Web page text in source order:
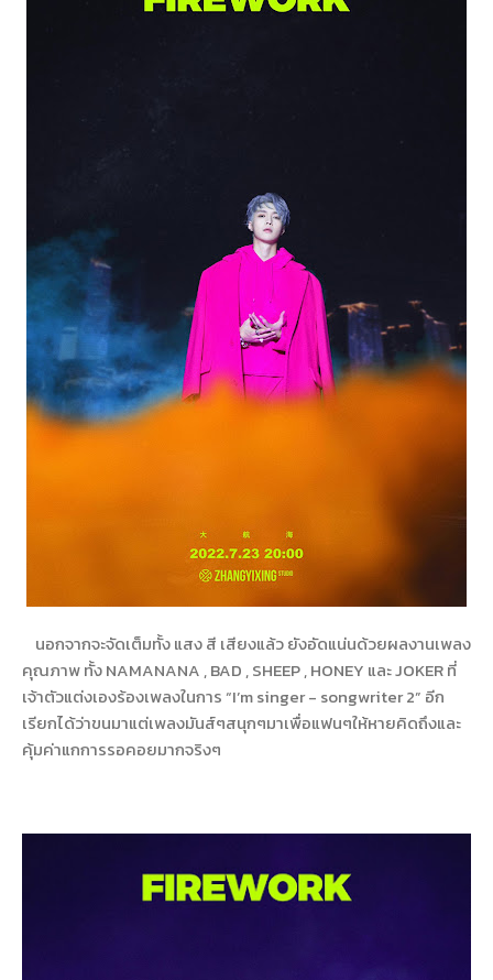
นอกจากจะจัดเต็มทั้ง แสง สี เสียงแล้ว ยังอัดแน่นด้วยผลงานเพลง
คุณภาพ ทั้ง NAMANANA , BAD , SHEEP , HONEY และ JOKER ที่
เจ้าตัวแต่งเองร้องเพลงในการ “I’m singer - songwriter 2” อีก
เรียกได้ว่าขนมาแต่เพลงมันส์ๆสนุกๆมาเพื่อแฟนๆให้หายคิดถึงและ
คุ้มค่าแกการรอคอยมากจริงๆ